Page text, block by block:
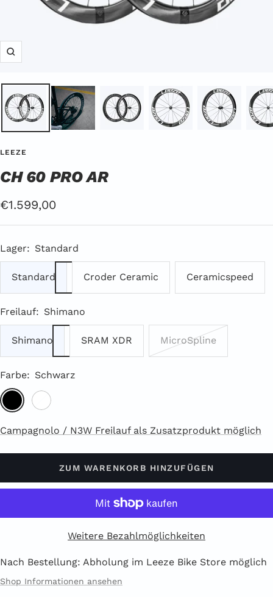
Zoom
LEEZE
CH 60 PRO AR
Angebotspreis
€1.599,00
Lager: Standard
Standard Croder Ceramic Ceramicspeed
Freilauf: Shimano
Shimano SRAM XDR MicroSpline
Farbe: Schwarz
SchwarzWeiß
Campagnolo / N3W Freilauf als Zusatzprodukt möglich
ZUM WARENKORB HINZUFÜGEN
Weitere Bezahlmöglichkeiten
Nach Bestellung: Abholung im Leeze Bike Store möglich
Shop Informationen ansehen